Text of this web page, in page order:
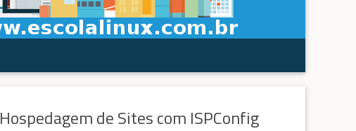
Hospedagem de Sites com ISPConfig